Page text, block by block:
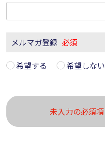
メルマガ登録 必須
希望する
希望しない
未入力の必須